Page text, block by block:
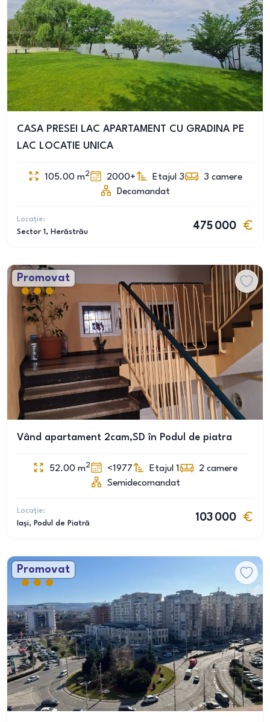
CASA PRESEI LAC APARTAMENT CU GRADINA PE
LAC LOCATIE UNICA
105.00 m2 2000+ Etajul 3 3 camere
Decomandat
Locație:
Sector 1 , Herăstrău
475 000
Promovat
Vând apartament 2cam,SD în Podul de piatra
52.00 m2 <1977 Etajul 1 2 camere
Semidecomandat
Locație:
Iași, Podul de Piatră
103 000
Promovat